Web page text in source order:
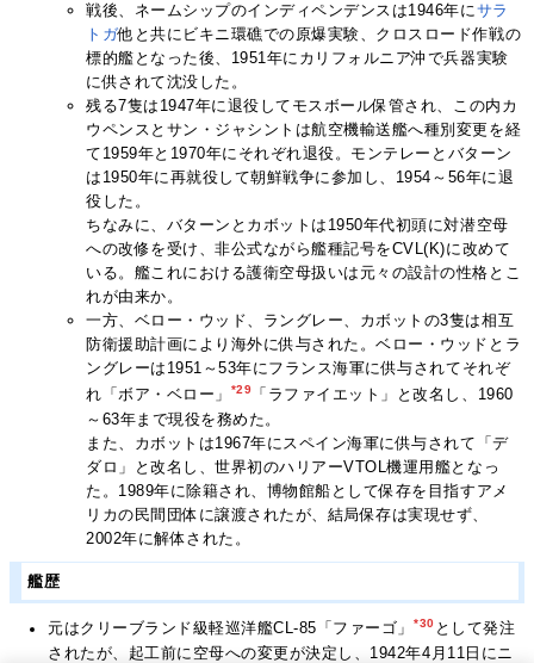
戦後、ネームシップのインディペンデンスは1946年にサラ
トガ他と共にビキニ環礁での原爆実験、クロスロード作戦の
標的艦となった後、1951年にカリフォルニア沖で兵器実験
に供されて沈没した。
残る7隻は1947年に退役してモスボール保管され、この内カ
ウペンスとサン・ジャシントは航空機輸送艦へ種別変更を経
て1959年と1970年にそれぞれ退役。モンテレーとバターン
は1950年に再就役して朝鮮戦争に参加し、1954～56年に退
役した。
ちなみに、バターンとカボットは1950年代初頭に対潜空母
への改修を受け、非公式ながら艦種記号をCVL(K)に改めて
いる。艦これにおける護衛空母扱いは元々の設計の性格とこ
れが由来か。
一方、ベロー・ウッド、ラングレー、カボットの3隻は相互
防衛援助計画により海外に供与された。ベロー・ウッドとラ
ングレーは1951～53年にフランス海軍に供与されてそれぞ
れ「ボア・ベロー」
*29
「ラファイエット」と改名し、1960
～63年まで現役を務めた。
また、カボットは1967年にスペイン海軍に供与されて「デ
ダロ」と改名し、世界初のハリアーVTOL機運用艦となっ
た。1989年に除籍され、博物館船として保存を目指すアメ
リカの民間団体に譲渡されたが、結局保存は実現せず、
2002年に解体された。
艦歴
元はクリーブランド級軽巡洋艦CL-85「ファーゴ」 *30 として発注
されたが、起工前に空母への変更が決定し、1942年4月11日にニ